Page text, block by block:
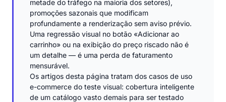
metade do tráfego na maioria dos setores),
promoções sazonais que modificam
profundamente a renderização sem aviso prévio.
Uma regressão visual no botão «Adicionar ao
carrinho» ou na exibição do preço riscado não é
um detalhe — é uma perda de faturamento
mensurável.
Os artigos desta página tratam dos casos de uso
e-commerce do teste visual: cobertura inteligente
de um catálogo vasto demais para ser testado